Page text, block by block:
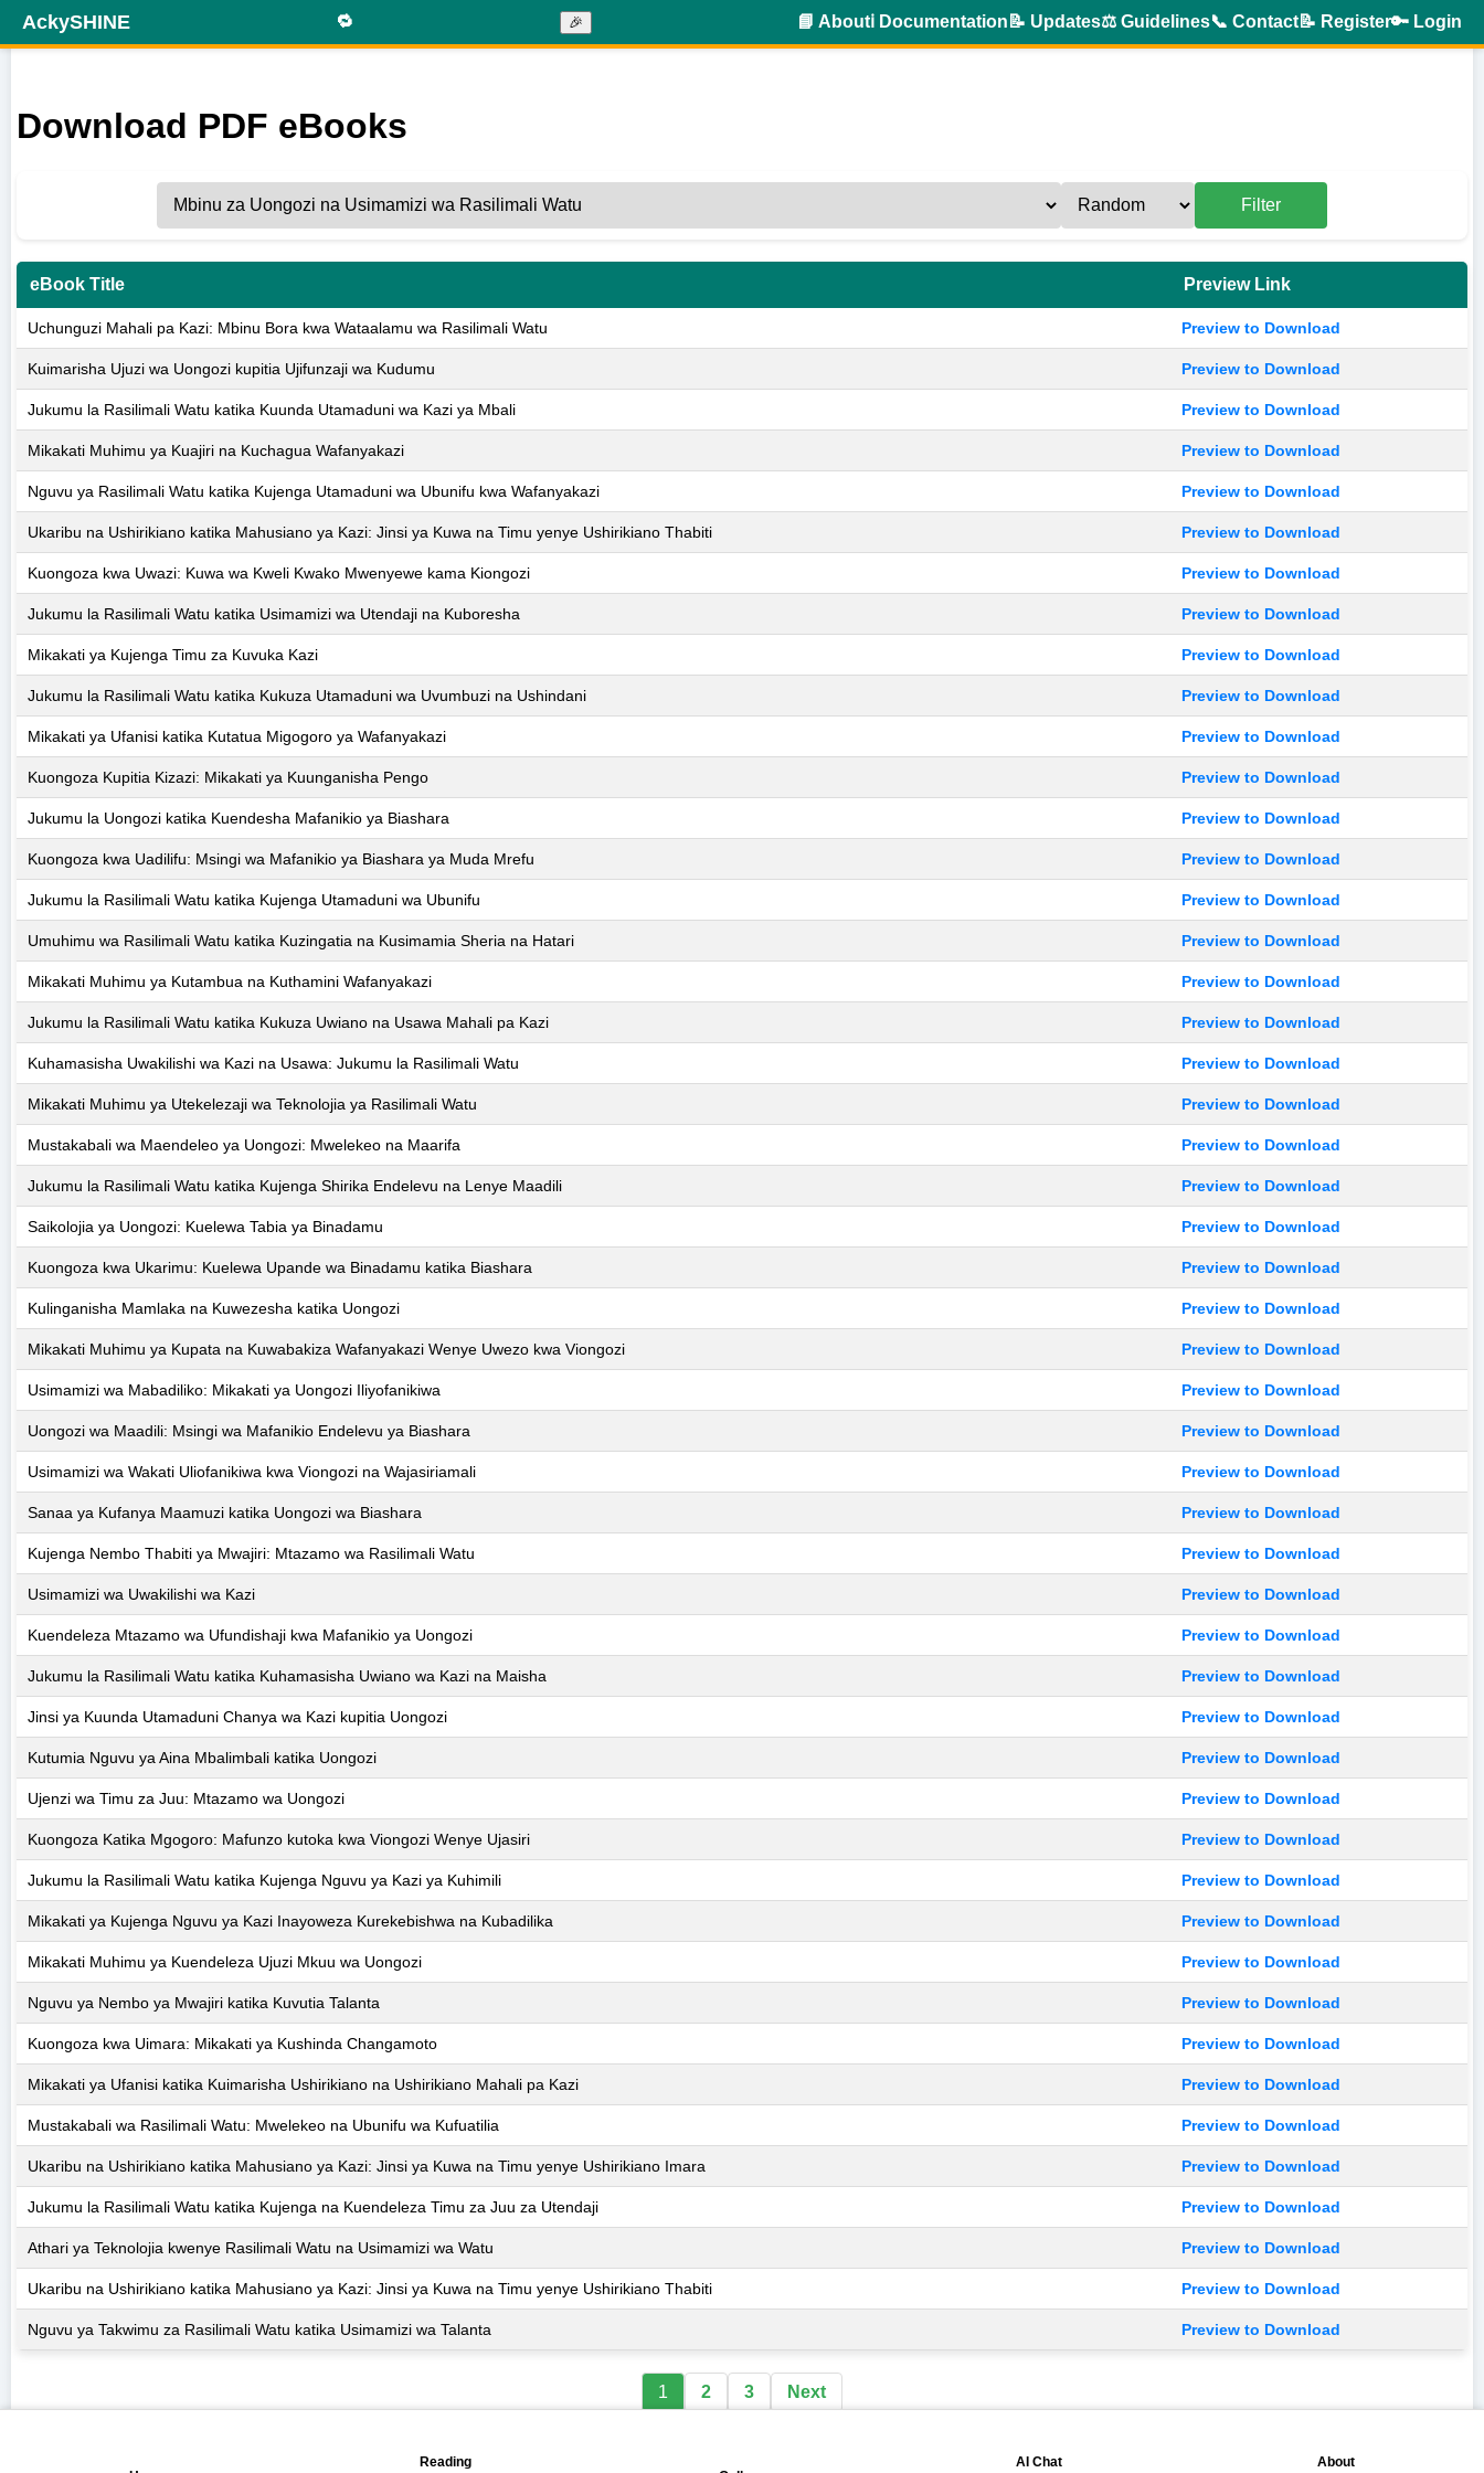
AckySHINE 🔁 🎉 📘 Aboutℹ️ Documentation 📝 Updates⚖️ Guidelines📞 Contact📝 Register🔑 Login
Download PDF eBooks
Filter
eBook Title Preview Link
Uchunguzi Mahali pa Kazi: Mbinu Bora kwa Wataalamu wa Rasilimali Watu Preview to Download
Kuimarisha Ujuzi wa Uongozi kupitia Ujifunzaji wa Kudumu Preview to Download
Jukumu la Rasilimali Watu katika Kuunda Utamaduni wa Kazi ya Mbali Preview to Download
Mikakati Muhimu ya Kuajiri na Kuchagua Wafanyakazi Preview to Download
Nguvu ya Rasilimali Watu katika Kujenga Utamaduni wa Ubunifu kwa Wafanyakazi Preview to Download
Ukaribu na Ushirikiano katika Mahusiano ya Kazi: Jinsi ya Kuwa na Timu yenye Ushirikiano Thabiti Preview to Download
Kuongoza kwa Uwazi: Kuwa wa Kweli Kwako Mwenyewe kama Kiongozi Preview to Download
Jukumu la Rasilimali Watu katika Usimamizi wa Utendaji na Kuboresha Preview to Download
Mikakati ya Kujenga Timu za Kuvuka Kazi Preview to Download
Jukumu la Rasilimali Watu katika Kukuza Utamaduni wa Uvumbuzi na Ushindani Preview to Download
Mikakati ya Ufanisi katika Kutatua Migogoro ya Wafanyakazi Preview to Download
Kuongoza Kupitia Kizazi: Mikakati ya Kuunganisha Pengo Preview to Download
Jukumu la Uongozi katika Kuendesha Mafanikio ya Biashara Preview to Download
Kuongoza kwa Uadilifu: Msingi wa Mafanikio ya Biashara ya Muda Mrefu Preview to Download
Jukumu la Rasilimali Watu katika Kujenga Utamaduni wa Ubunifu Preview to Download
Umuhimu wa Rasilimali Watu katika Kuzingatia na Kusimamia Sheria na Hatari Preview to Download
Mikakati Muhimu ya Kutambua na Kuthamini Wafanyakazi Preview to Download
Jukumu la Rasilimali Watu katika Kukuza Uwiano na Usawa Mahali pa Kazi Preview to Download
Kuhamasisha Uwakilishi wa Kazi na Usawa: Jukumu la Rasilimali Watu Preview to Download
Mikakati Muhimu ya Utekelezaji wa Teknolojia ya Rasilimali Watu Preview to Download
Mustakabali wa Maendeleo ya Uongozi: Mwelekeo na Maarifa Preview to Download
Jukumu la Rasilimali Watu katika Kujenga Shirika Endelevu na Lenye Maadili Preview to Download
Saikolojia ya Uongozi: Kuelewa Tabia ya Binadamu Preview to Download
Kuongoza kwa Ukarimu: Kuelewa Upande wa Binadamu katika Biashara Preview to Download
Kulinganisha Mamlaka na Kuwezesha katika Uongozi Preview to Download
Mikakati Muhimu ya Kupata na Kuwabakiza Wafanyakazi Wenye Uwezo kwa Viongozi Preview to Download
Usimamizi wa Mabadiliko: Mikakati ya Uongozi Iliyofanikiwa Preview to Download
Uongozi wa Maadili: Msingi wa Mafanikio Endelevu ya Biashara Preview to Download
Usimamizi wa Wakati Uliofanikiwa kwa Viongozi na Wajasiriamali Preview to Download
Sanaa ya Kufanya Maamuzi katika Uongozi wa Biashara Preview to Download
Kujenga Nembo Thabiti ya Mwajiri: Mtazamo wa Rasilimali Watu Preview to Download
Usimamizi wa Uwakilishi wa Kazi Preview to Download
Kuendeleza Mtazamo wa Ufundishaji kwa Mafanikio ya Uongozi Preview to Download
Jukumu la Rasilimali Watu katika Kuhamasisha Uwiano wa Kazi na Maisha Preview to Download
Jinsi ya Kuunda Utamaduni Chanya wa Kazi kupitia Uongozi Preview to Download
Kutumia Nguvu ya Aina Mbalimbali katika Uongozi Preview to Download
Ujenzi wa Timu za Juu: Mtazamo wa Uongozi Preview to Download
Kuongoza Katika Mgogoro: Mafunzo kutoka kwa Viongozi Wenye Ujasiri Preview to Download
Jukumu la Rasilimali Watu katika Kujenga Nguvu ya Kazi ya Kuhimili Preview to Download
Mikakati ya Kujenga Nguvu ya Kazi Inayoweza Kurekebishwa na Kubadilika Preview to Download
Mikakati Muhimu ya Kuendeleza Ujuzi Mkuu wa Uongozi Preview to Download
Nguvu ya Nembo ya Mwajiri katika Kuvutia Talanta Preview to Download
Kuongoza kwa Uimara: Mikakati ya Kushinda Changamoto Preview to Download
Mikakati ya Ufanisi katika Kuimarisha Ushirikiano na Ushirikiano Mahali pa Kazi Preview to Download
Mustakabali wa Rasilimali Watu: Mwelekeo na Ubunifu wa Kufuatilia Preview to Download
Ukaribu na Ushirikiano katika Mahusiano ya Kazi: Jinsi ya Kuwa na Timu yenye Ushirikiano Imara Preview to Download
Jukumu la Rasilimali Watu katika Kujenga na Kuendeleza Timu za Juu za Utendaji Preview to Download
Athari ya Teknolojia kwenye Rasilimali Watu na Usimamizi wa Watu Preview to Download
Ukaribu na Ushirikiano katika Mahusiano ya Kazi: Jinsi ya Kuwa na Timu yenye Ushirikiano Thabiti Preview to Download
Nguvu ya Takwimu za Rasilimali Watu katika Usimamizi wa Talanta Preview to Download
1 2 3 Next
Reading AI Chat About